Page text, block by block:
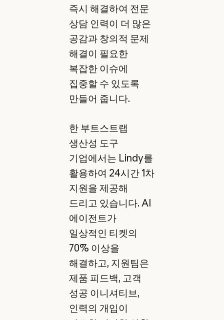
즉시 해결하여 전문
상담 인력이 더 많은
공감과 창의적 문제
해결이 필요한
복잡한 이슈에
집중할 수 있도록
만들어 줍니다.
한 부트스트랩
생산성 도구
기업에서는 Lindy를
활용하여 24시간 1차
지원을 제공해
드리고 있습니다. AI
에이전트가
일상적인 티켓의
70% 이상을
해결하고, 지원팀은
제품 피드백, 고객
성공 이니셔티브,
인력의 개입이